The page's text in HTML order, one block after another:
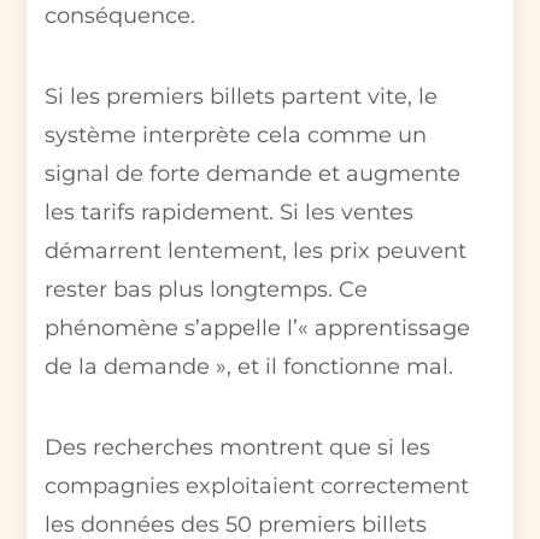
conséquence.
Si les premiers billets partent vite, le
système interprète cela comme un
signal de forte demande et augmente
les tarifs rapidement. Si les ventes
démarrent lentement, les prix peuvent
rester bas plus longtemps. Ce
phénomène s’appelle l’« apprentissage
de la demande », et il fonctionne mal.
Des recherches montrent que si les
compagnies exploitaient correctement
les données des 50 premiers billets